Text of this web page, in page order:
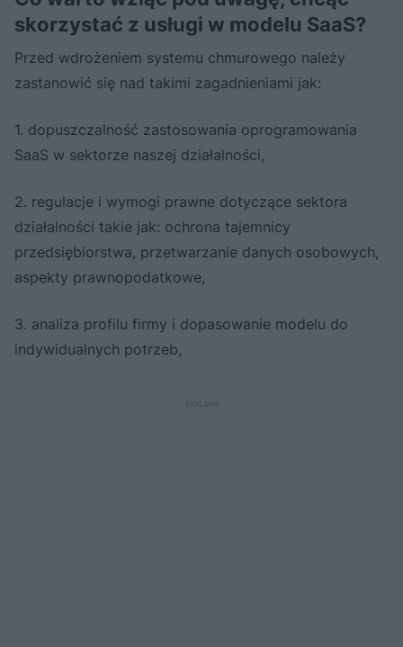
skorzystać z usługi w modelu SaaS?
Przed wdrożeniem systemu chmurowego należy
zastanowić się nad takimi zagadnieniami jak:
1. dopuszczalność zastosowania oprogramowania
SaaS w sektorze naszej działalności,
2. regulacje i wymogi prawne dotyczące sektora
działalności takie jak: ochrona tajemnicy
przedsiębiorstwa, przetwarzanie danych osobowych,
aspekty prawnopodatkowe,
3. analiza profilu firmy i dopasowanie modelu do
indywidualnych potrzeb,